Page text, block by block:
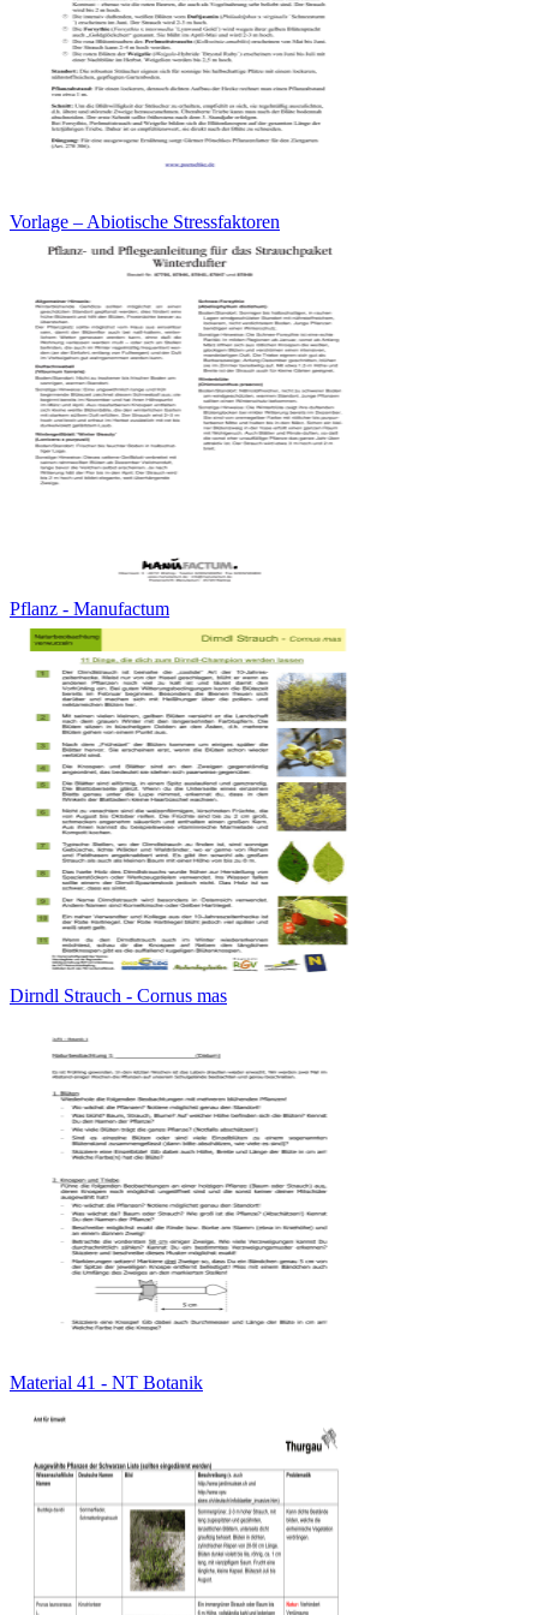
Vorlage – Abiotische Stressfaktoren
Pflanz - Manufactum
Dirndl Strauch - Cornus mas
Material 41 - NT Botanik